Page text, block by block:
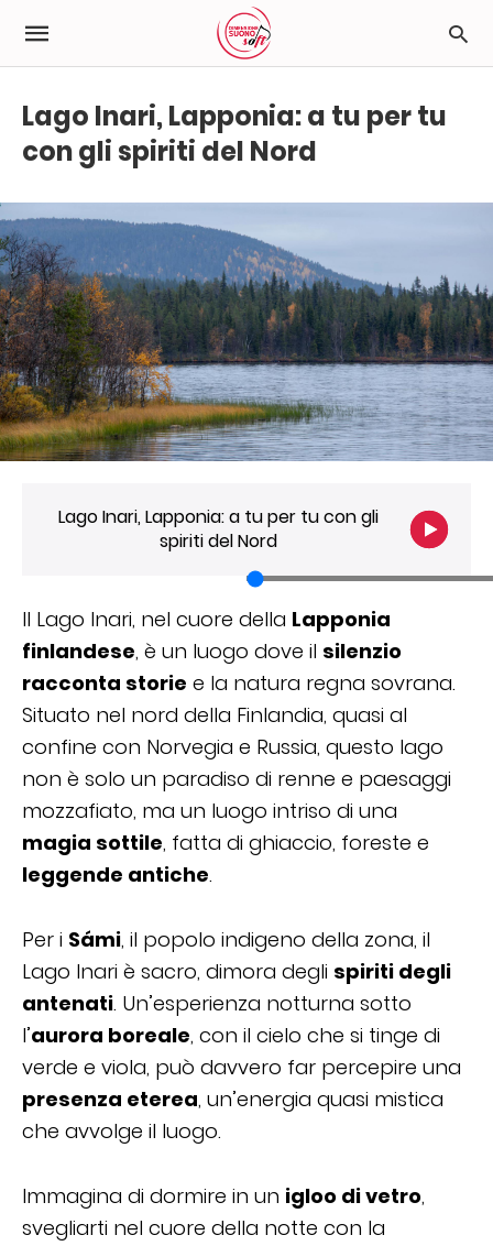
Lago Inari, Lapponia: a tu per tu
con gli spiriti del Nord
Lago Inari, Lapponia: a tu per tu con gli
spiriti del Nord
Il Lago Inari, nel cuore della Lapponia
finlandese, è un luogo dove il silenzio
racconta storie e la natura regna sovrana.
Situato nel nord della Finlandia, quasi al
confine con Norvegia e Russia, questo lago
non è solo un paradiso di renne e paesaggi
mozzafiato, ma un luogo intriso di una
magia sottile, fatta di ghiaccio, foreste e
leggende antiche.
Per i Sámi, il popolo indigeno della zona, il
Lago Inari è sacro, dimora degli spiriti degli
antenati. Un’esperienza notturna sotto
l’aurora boreale, con il cielo che si tinge di
verde e viola, può davvero far percepire una
presenza eterea, un’energia quasi mistica
che avvolge il luogo.
Immagina di dormire in un igloo di vetro,
svegliarti nel cuore della notte con la